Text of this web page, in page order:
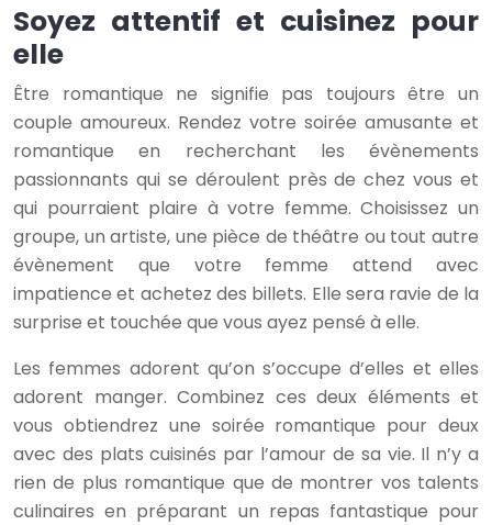
Soyez attentif et cuisinez pour
elle
Être romantique ne signifie pas toujours être un
couple amoureux. Rendez votre soirée amusante et
romantique en recherchant les évènements
passionnants qui se déroulent près de chez vous et
qui pourraient plaire à votre femme. Choisissez un
groupe, un artiste, une pièce de théâtre ou tout autre
évènement que votre femme attend avec
impatience et achetez des billets. Elle sera ravie de la
surprise et touchée que vous ayez pensé à elle.
Les femmes adorent qu’on s’occupe d’elles et elles
adorent manger. Combinez ces deux éléments et
vous obtiendrez une soirée romantique pour deux
avec des plats cuisinés par l’amour de sa vie. Il n’y a
rien de plus romantique que de montrer vos talents
culinaires en préparant un repas fantastique pour